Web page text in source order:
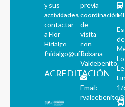
y sus
actividades,
contactar
a Flor
Hidalgo
fhidalgo@uft.cl
ACREDITACIÓN
previa
coordinación
de
visita
con
Roxana
Valdebenito.
Email:
de
1/